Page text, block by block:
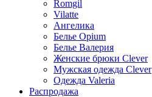
Romgil
Vilatte
Ангелика
Белье Opium
Белье Валерия
Женские брюки Clever
Мужская одежда Clever
Одежда Valeria
Распродажа